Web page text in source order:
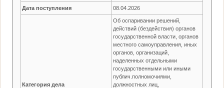
Дата поступления 08.04.2026
Категория дела
Об оспаривании решений,
действий (бездействия) органов
государственной власти, органов
местного самоуправления, иных
органов, организаций,
наделенных отдельными
государственными или иными
публич.полномочиями,
должностных лиц,